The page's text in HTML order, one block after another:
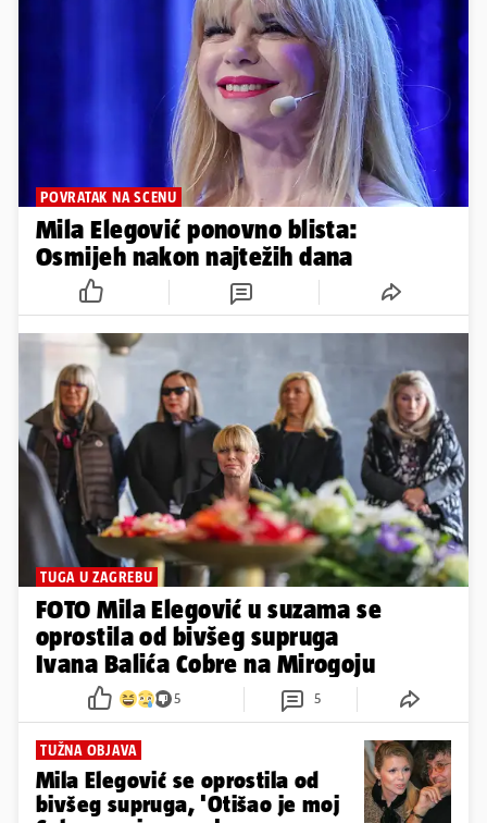
Mila Elegović ponovno blista:
Osmijeh nakon najtežih dana
TUGA U ZAGREBU
FOTO Mila Elegović u suzama se
oprostila od bivšeg supruga
Ivana Balića Cobre na Mirogoju
5 5
TUŽNA OBJAVA
Mila Elegović se oprostila od
bivšeg supruga, 'Otišao je moj
Cobra, moje sve...'
2 7